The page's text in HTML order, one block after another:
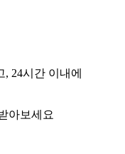
24시간 이내에
아보세요